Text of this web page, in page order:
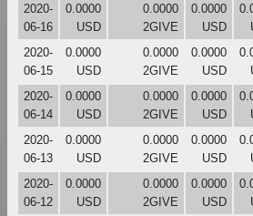
2020-
06-16
0.0000
USD
0.0000
2GIVE
0.0000
USD
2020-
06-15
0.0000
USD
0.0000
2GIVE
0.0000
USD
2020-
06-14
0.0000
USD
0.0000
2GIVE
0.0000
USD
2020-
06-13
0.0000
USD
0.0000
2GIVE
0.0000
USD
2020-
06-12
0.0000
USD
0.0000
2GIVE
0.0000
USD